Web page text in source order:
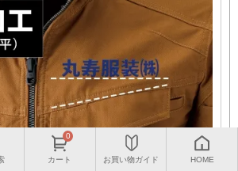
0
カート お買い物ガイド HOME
(2)水平加工(地面に水平)